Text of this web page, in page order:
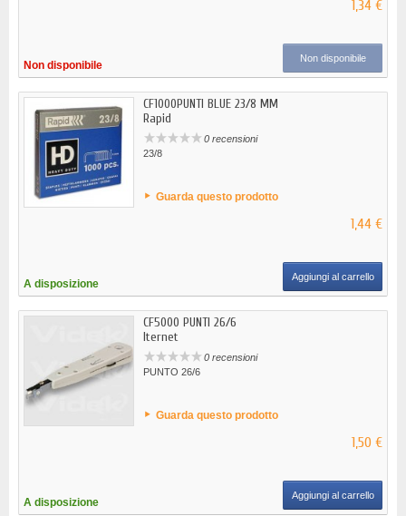
1,34 €
Non disponibile
Non disponibile
CF1000PUNTI BLUE 23/8 MM
Rapid
0 recensioni
23/8
Guarda questo prodotto
1,44 €
A disposizione
Aggiungi al carrello
CF5000 PUNTI 26/6
Iternet
0 recensioni
PUNTO 26/6
Guarda questo prodotto
1,50 €
A disposizione
Aggiungi al carrello